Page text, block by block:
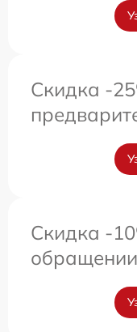
Скидка -
Скидка -
обращении